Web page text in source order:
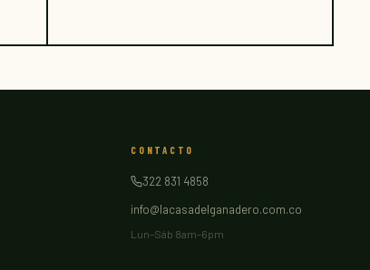
CONTACTO
322 831 4858
info@lacasadelganadero.com.co
Lun–Sáb 8am–6pm